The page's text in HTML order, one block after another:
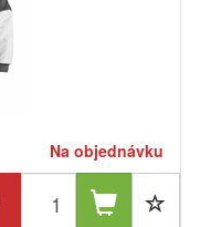
Na objednávku